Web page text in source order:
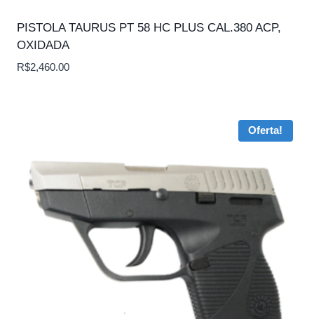
PISTOLA TAURUS PT 58 HC PLUS CAL.380 ACP,
OXIDADA
R$2,460.00
Oferta!